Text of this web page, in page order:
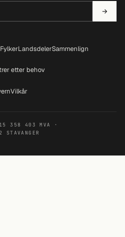
→
FylkerLandsdelerSammenlign
etter behov
Vilkår
358 403 MVA ·